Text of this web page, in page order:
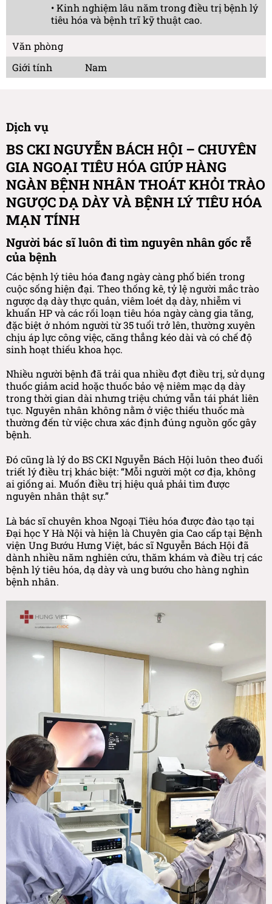
• Kinh nghiệm lâu năm trong điều trị bệnh lý
tiêu hóa và bệnh trĩ kỹ thuật cao.
Văn phòng
Giới tính
Nam
Dịch vụ
BS CKI NGUYỄN BÁCH HỘI – CHUYÊN
GIA NGOẠI TIÊU HÓA GIÚP HÀNG
NGÀN BỆNH NHÂN THOÁT KHỎI TRÀO
NGƯỢC DẠ DÀY VÀ BỆNH LÝ TIÊU HÓA
MẠN TÍNH
Người bác sĩ luôn đi tìm nguyên nhân gốc rễ
của bệnh
Các bệnh lý tiêu hóa đang ngày càng phổ biến trong
cuộc sống hiện đại. Theo thống kê, tỷ lệ người mắc trào
ngược dạ dày thực quản, viêm loét dạ dày, nhiễm vi
khuẩn HP và các rối loạn tiêu hóa ngày càng gia tăng,
đặc biệt ở nhóm người từ 35 tuổi trở lên, thường xuyên
chịu áp lực công việc, căng thẳng kéo dài và có chế độ
sinh hoạt thiếu khoa học.
Nhiều người bệnh đã trải qua nhiều đợt điều trị, sử dụng
thuốc giảm acid hoặc thuốc bảo vệ niêm mạc dạ dày
trong thời gian dài nhưng triệu chứng vẫn tái phát liên
tục. Nguyên nhân không nằm ở việc thiếu thuốc mà
thường đến từ việc chưa xác định đúng nguồn gốc gây
bệnh.
Đó cũng là lý do BS CKI Nguyễn Bách Hội luôn theo đuổi
triết lý điều trị khác biệt: “Mỗi người một cơ địa, không
ai giống ai. Muốn điều trị hiệu quả phải tìm được
nguyên nhân thật sự.”
Là bác sĩ chuyên khoa Ngoại Tiêu hóa được đào tạo tại
Đại học Y Hà Nội và hiện là Chuyên gia Cao cấp tại Bệnh
viện Ung Bướu Hưng Việt, bác sĩ Nguyễn Bách Hội đã
dành nhiều năm nghiên cứu, thăm khám và điều trị các
bệnh lý tiêu hóa, dạ dày và ung bướu cho hàng nghìn
bệnh nhân.